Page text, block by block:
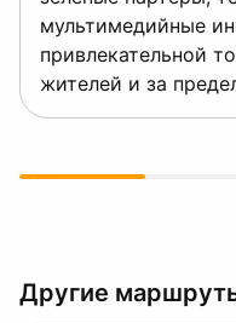
мультимедийные
привлекательной
жителей и за
Другие